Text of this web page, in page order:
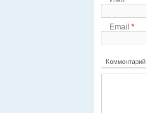
Email *
Комментарий